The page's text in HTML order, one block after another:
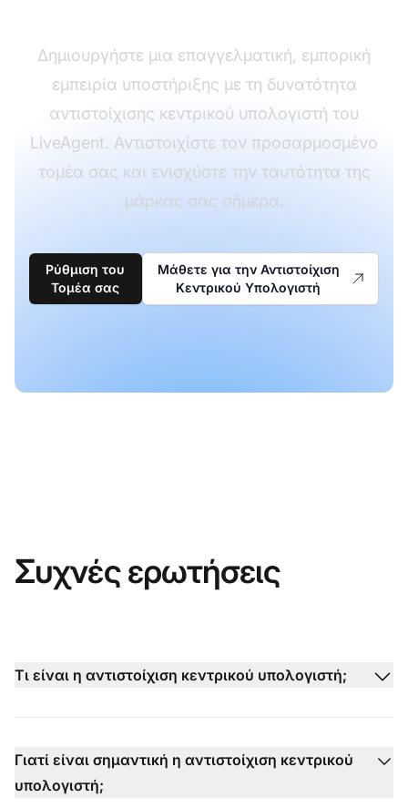
Δημιουργήστε μια επαγγελματική, εμπορική
εμπειρία υποστήριξης με τη δυνατότητα
αντιστοίχισης κεντρικού υπολογιστή του
LiveAgent. Αντιστοιχίστε τον προσαρμοσμένο
τομέα σας και ενισχύστε την ταυτότητα της
μάρκας σας σήμερα.
Ρύθμιση του
Τομέα σας
Μάθετε για την Αντιστοίχιση
Κεντρικού Υπολογιστή
Συχνές ερωτήσεις
Τι είναι η αντιστοίχιση κεντρικού υπολογιστή;
Γιατί είναι σημαντική η αντιστοίχιση κεντρικού
υπολογιστή;